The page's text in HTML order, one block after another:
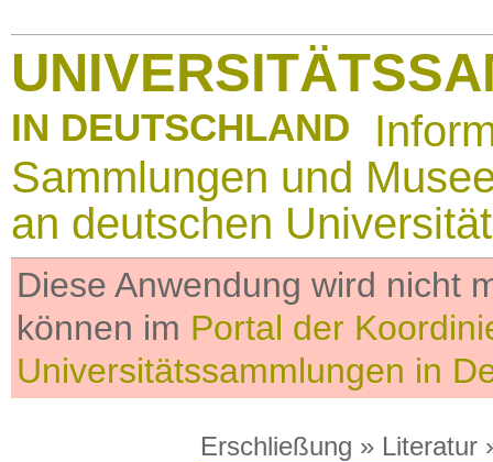
IN DEUTSCHLAND
Sammlungen und
an deutschen
Diese Anwendung wird nicht
können im Portal der
Universitätssammlungen in
Erschließung » Literatur